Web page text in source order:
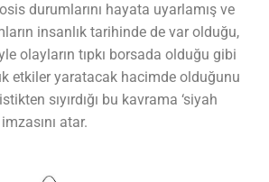
durumlarını hayata uyarlamış ve
insanlık tarihinde de var olduğu,
olayların tıpkı borsada olduğu gibi
etkiler yaratacak hacimde olduğunu
sıyırdığı bu kavrama ‘siyah
atar.